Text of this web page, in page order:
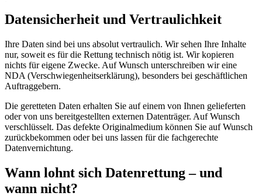
Datensicherheit und Vertraulichkeit
Ihre Daten sind bei uns absolut vertraulich. Wir sehen Ihre Inhalte
nur, soweit es für die Rettung technisch nötig ist. Wir kopieren
nichts für eigene Zwecke. Auf Wunsch unterschreiben wir eine
NDA (Verschwiegenheitserklärung), besonders bei geschäftlichen
Auftraggebern.
Die geretteten Daten erhalten Sie auf einem von Ihnen gelieferten
oder von uns bereitgestellten externen Datenträger. Auf Wunsch
verschlüsselt. Das defekte Originalmedium können Sie auf Wunsch
zurückbekommen oder bei uns lassen für die fachgerechte
Datenvernichtung.
Wann lohnt sich Datenrettung – und
wann nicht?